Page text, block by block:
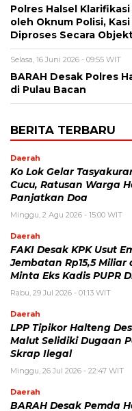
Polres Halsel
oleh Oknum Polisi,
Diproses Secara
Selasa, 16 Juni 2026 - 09:55 WIT
BARAH Desak Polres
di Pulau Bacan
BERITA TERBARU
Daerah
Ko Lok Gelar
Cucu, Ratusan Warga
Panjatkan Doa
Minggu, 2 Agu 2026 - 15:00 WIT
Daerah
FAKI Desak KPK Usut
Jembatan Rp15,5 Miliar
Minta Eks Kadis PUPR
Rabu, 29 Jul 2026 - 01:13 WIT
Daerah
LPP Tipikor Halteng
Malut Selidiki Dugaan
Skrap Ilegal
Minggu, 26 Jul 2026 - 22:47 WIT
Daerah
BARAH Desak Pemda